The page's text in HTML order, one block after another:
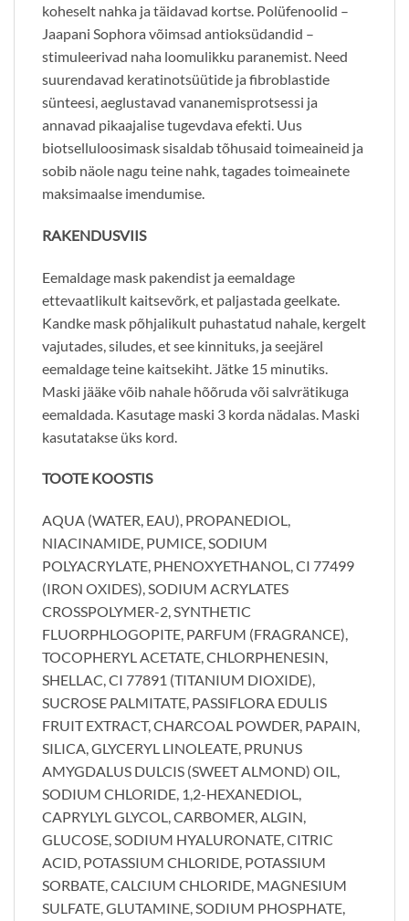
koheselt nahka ja täidavad kortse. Polüfenoolid –
Jaapani Sophora võimsad antioksüdandid –
stimuleerivad naha loomulikku paranemist. Need
suurendavad keratinotsüütide ja fibroblastide
sünteesi, aeglustavad vananemisprotsessi ja
annavad pikaajalise tugevdava efekti. Uus
biotselluloosimask sisaldab tõhusaid toimeaineid ja
sobib näole nagu teine ​​nahk, tagades toimeainete
maksimaalse imendumise.
RAKENDUSVIIS
Eemaldage mask pakendist ja eemaldage
ettevaatlikult kaitsevõrk, et paljastada geelkate.
Kandke mask põhjalikult puhastatud nahale, kergelt
vajutades, siludes, et see kinnituks, ja seejärel
eemaldage teine ​​kaitsekiht. Jätke 15 minutiks.
Maski jääke võib nahale hõõruda või salvrätikuga
eemaldada. Kasutage maski 3 korda nädalas. Maski
kasutatakse üks kord.
TOOTE KOOSTIS
AQUA (WATER, EAU), PROPANEDIOL,
NIACINAMIDE, PUMICE, SODIUM
POLYACRYLATE, PHENOXYETHANOL, CI 77499
(IRON OXIDES), SODIUM ACRYLATES
CROSSPOLYMER-2, SYNTHETIC
FLUORPHLOGOPITE, PARFUM (FRAGRANCE),
TOCOPHERYL ACETATE, CHLORPHENESIN,
SHELLAC, CI 77891 (TITANIUM DIOXIDE),
SUCROSE PALMITATE, PASSIFLORA EDULIS
FRUIT EXTRACT, CHARCOAL POWDER, PAPAIN,
SILICA, GLYCERYL LINOLEATE, PRUNUS
AMYGDALUS DULCIS (SWEET ALMOND) OIL,
SODIUM CHLORIDE, 1,2-HEXANEDIOL,
CAPRYLYL GLYCOL, CARBOMER, ALGIN,
GLUCOSE, SODIUM HYALURONATE, CITRIC
ACID, POTASSIUM CHLORIDE, POTASSIUM
SORBATE, CALCIUM CHLORIDE, MAGNESIUM
SULFATE, GLUTAMINE, SODIUM PHOSPHATE,